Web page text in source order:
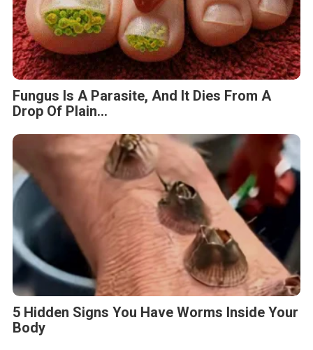
Fungus Is A Parasite, And It Dies From A
Drop Of Plain...
5 Hidden Signs You Have Worms Inside Your
Body